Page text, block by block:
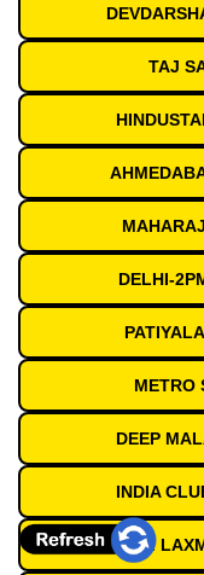
TAJ
DELHI-
METRO
DEEP
INDIA
SHRI